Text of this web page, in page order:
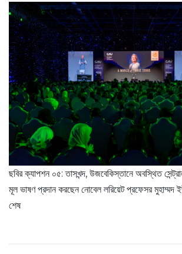
ছবির ক্যাপশন ০৫: তাসখন্দ, উজবেকিস্তানে অবস্থিত
মূল ভাষণ প্রদান করছেন নোবেল লরিয়েট প্রফেসর মুহাম্মদ
শেষ